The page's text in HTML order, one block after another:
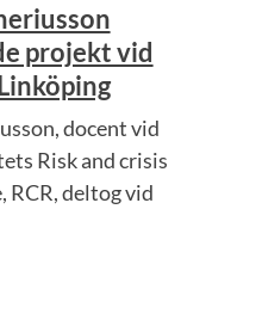
projekt vid
docent vid
Risk and crisis
RCR, deltog vid